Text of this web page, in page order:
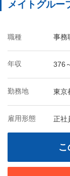
メイトグルー
職種 事務
年収 376
勤務地 東京
雇用形態 正社